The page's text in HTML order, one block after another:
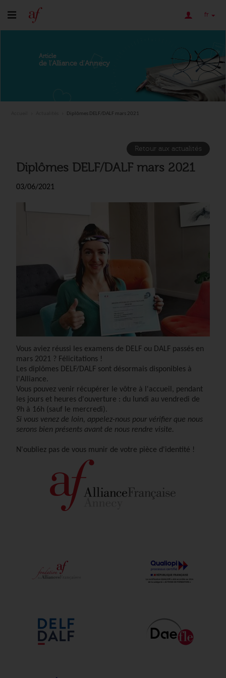
fr
Article
de l'Alliance d'Annecy
Diplômes DELF/DALF mars 2021
Retour aux actualités
Diplômes DELF/DALF mars 2021
03/06/2021
Vous aviez réussi les examens de DELF ou DALF passés en
mars 2021 ? Félicitations !
Les diplômes DELF/DALF sont désormais disponibles à
l'Alliance.
Vous pouvez venir récupérer le vôtre à l'accueil, pendant
les jours et heures d'ouverture : du lundi au vendredi de
9h à 16h (sauf le mercredi).
Si vous venez de loin, appelez-nous pour vérifier que nous
serons bien présents avant de nous rendre visite.
N'oubliez pas de vous munir de votre pièce d'identité !